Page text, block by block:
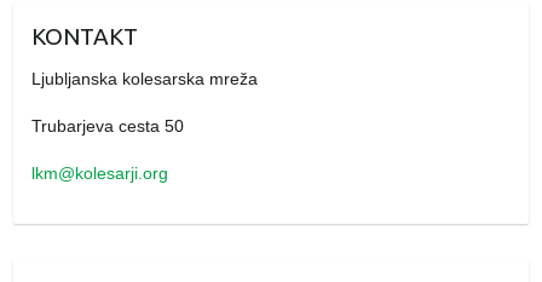
KONTAKT
Ljubljanska kolesarska mreža
Trubarjeva cesta 50
lkm@kolesarji.org